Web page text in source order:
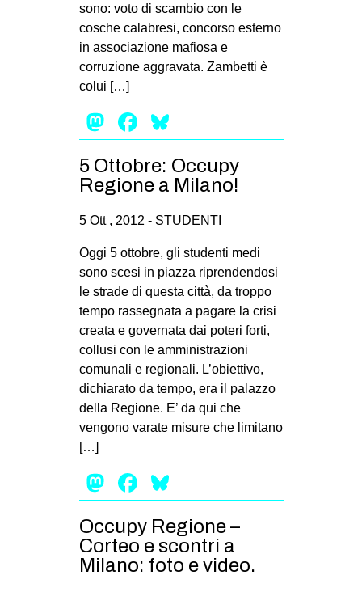
sono: voto di scambio con le
cosche calabresi, concorso esterno
in associazione mafiosa e
corruzione aggravata. Zambetti è
colui […]
Mastodon
Facebook
5 Ottobre: Occupy
Regione a Milano!
5 Ott , 2012 - STUDENTI
Oggi 5 ottobre, gli studenti medi
sono scesi in piazza riprendendosi
le strade di questa città, da troppo
tempo rassegnata a pagare la crisi
creata e governata dai poteri forti,
collusi con le amministrazioni
comunali e regionali. L’obiettivo,
dichiarato da tempo, era il palazzo
della Regione. E’ da qui che
vengono varate misure che limitano
[…]
Mastodon
Facebook
Occupy Regione –
Corteo e scontri a
Milano: foto e video.